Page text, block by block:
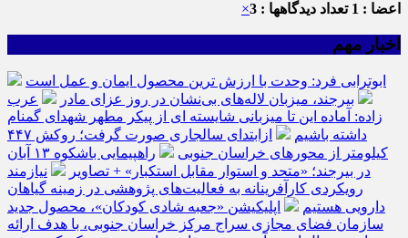
اعضا : 1
تعداد دیدگاهها : 3 ×
اخبار مهم
ابوترابی فرد: وحدت با ارزش ترین محصول ایمان و عمل است
بیرجند، میزبان لاله‌های بی‌نشان در روز عزای مادر
عرب
زاده: آماده این تا میزبانی شایسته ای از پیکر مطهر شهدای گمنام
داشته باشیم
ازابتدای سالجاری صورت گرفت؛ روکش ۴۴۷
کیلومتر از محورهای خراسان جنوبی
راهپیمایی باشکوه ۱۳ آبان
در بیرجند؛ «متحد و استوار مقابل استکبار» + تصاویر
نیازمند
رویکردی کارآفرینانه به فعالیت‌های پژوهشی در زمینه گیاهان
دارویی هستیم
اپلیکیشن «جعبه شادی کودکان»، محصول جدید
سازمان فضای مجازی سراج مرکز خراسان جنوبی، با هدف ارائه